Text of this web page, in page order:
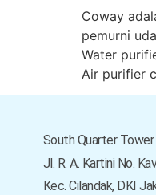
Coway
pemurni
Water
Air purifier
South Quarter
Jl. R. A. Kartini No.
Kec. Cilandak, DKI